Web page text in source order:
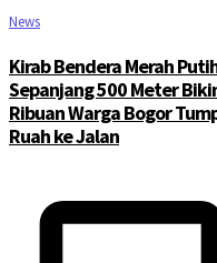
News
Kirab Bendera Merah
Sepanjang 500 Meter
Ribuan Warga Bogor
Ruah ke Jalan